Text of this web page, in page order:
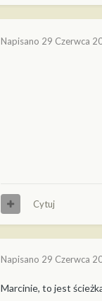
Napisano 29 Czerwca
Cytuj
Napisano 29 Czerwca
Marcinie, to jest